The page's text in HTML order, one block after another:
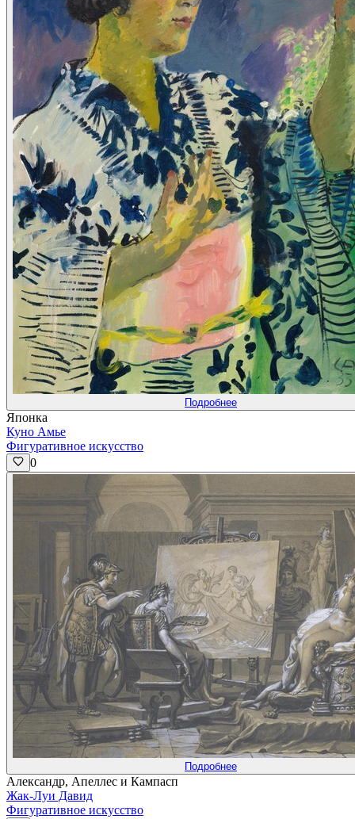
Подробнее
Японка
Куно Амье
Фигуративное искусство
0
Подробнее
Александр, Апеллес и Кампасп
Жак-Луи Давид
Фигуративное искусство